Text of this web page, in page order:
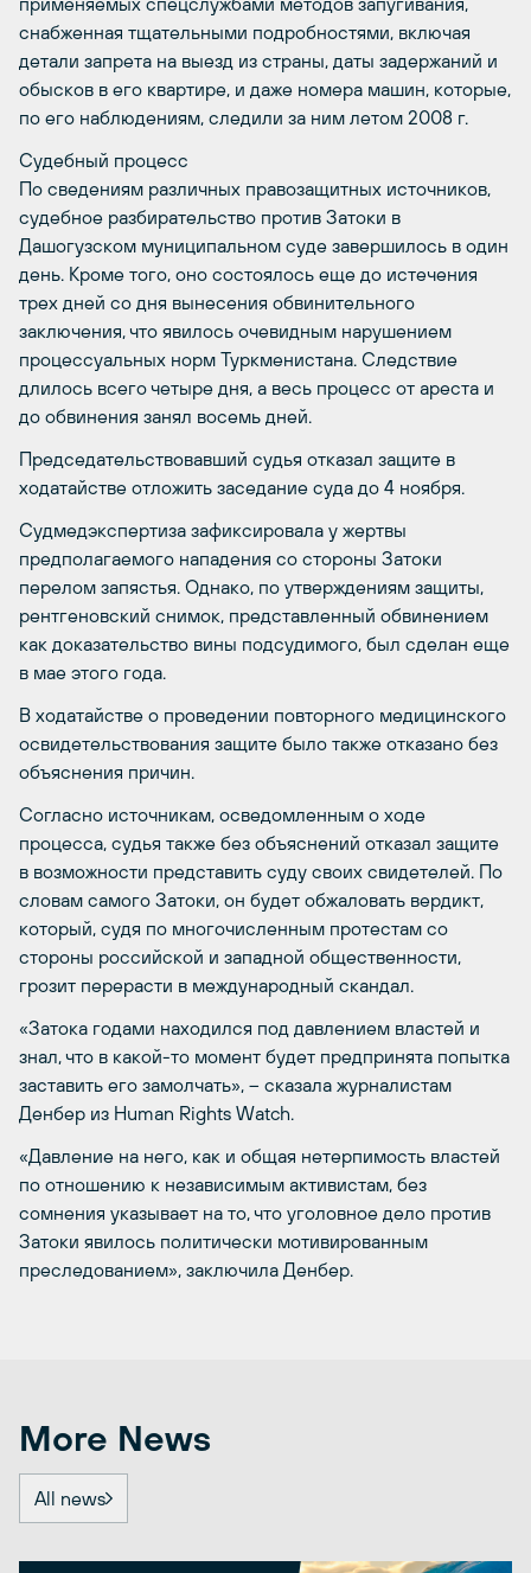
снабженная тщательными подробностями, включая
детали запрета на выезд из страны, даты задержаний и
обысков в его квартире, и даже номера машин, которые,
по его наблюдениям, следили за ним летом 2008 г.
Судебный процесс
По сведениям различных правозащитных источников,
судебное разбирательство против Затоки в
Дашогузском муниципальном суде завершилось в один
день. Кроме того, оно состоялось еще до истечения
трех дней со дня вынесения обвинительного
заключения, что явилось очевидным нарушением
процессуальных норм Туркменистана. Следствие
длилось всего четыре дня, а весь процесс от ареста и
до обвинения занял восемь дней.
Председательствовавший судья отказал защите в
ходатайстве отложить заседание суда до 4 ноября.
Судмедэкспертиза зафиксировала у жертвы
предполагаемого нападения со стороны Затоки
перелом запястья. Однако, по утверждениям защиты,
рентгеновский снимок, представленный обвинением
как доказательство вины подсудимого, был сделан еще
в мае этого года.
В ходатайстве о проведении повторного медицинского
освидетельствования защите было также отказано без
объяснения причин.
Согласно источникам, осведомленным о ходе
процесса, судья также без объяснений отказал защите
в возможности представить суду своих свидетелей. По
словам самого Затоки, он будет обжаловать вердикт,
который, судя по многочисленным протестам со
стороны российской и западной общественности,
грозит перерасти в международный скандал.
«Затока годами находился под давлением властей и
знал, что в какой-то момент будет предпринята попытка
заставить его замолчать», – сказала журналистам
Денбер из Human Rights Watch.
«Давление на него, как и общая нетерпимость властей
по отношению к независимым активистам, без
сомнения указывает на то, что уголовное дело против
Затоки явилось политически мотивированным
преследованием», заключила Денбер.
More News
All news